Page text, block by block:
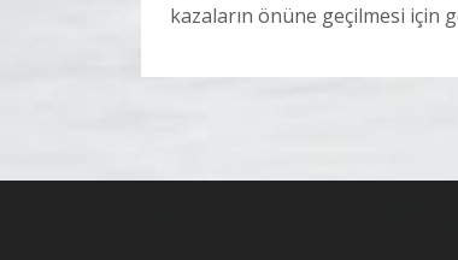
kazaların önüne geçilmesi için